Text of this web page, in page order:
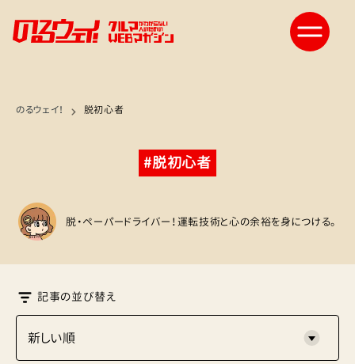
のるウェイ！ 脱初心者
#脱初心者
脱・ペーパードライバー！運転技術と心の余裕を身につける。
記事の並び替え